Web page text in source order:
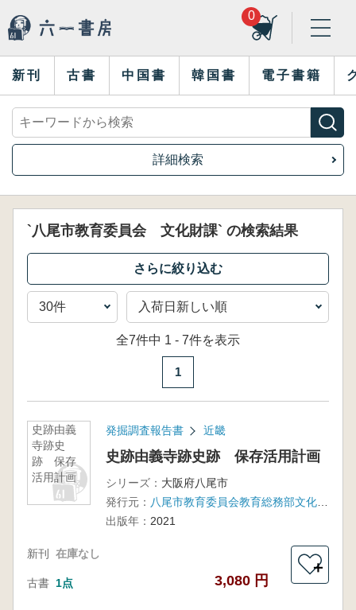
0
新刊 古書 中国書 韓国書 電子書籍
詳細検索
`八尾市教育委員会 文化財課` の検索結果
全7件中 1 - 7件を表示
1
史跡由義
寺跡史
跡 保存
活用計画
発掘調査報告書 近畿
史跡由義寺跡史跡 保存活用計画
シリーズ： 大阪府八尾市
発行元：
八尾市教育委員会教育総務部文化財課
出版年： 2021
新刊 在庫なし
古書 1点 3,080 円
＋